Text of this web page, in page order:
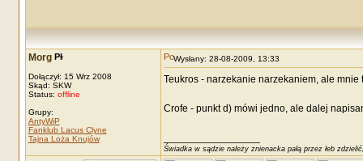
Morg
Dołączył: 15 Wrz 2008
Skąd: SKW
Status: offline
Grupy:
AntyWiP
Fanklub Lacus Clyne
Tajna Loża Knujów
Wysłany: 28-08-2009, 13:33
Teukros - narzekanie narzekaniem, ale
Crofe - punkt d) mówi jedno, ale dalej
Świadka w sądzie należy znienacka pałą przez łeb